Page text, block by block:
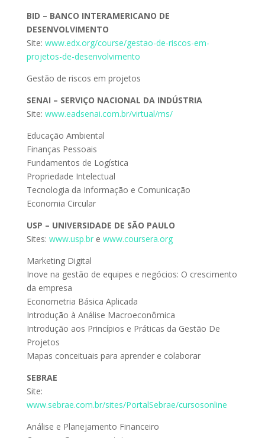
BID – BANCO INTERAMERICANO DE
DESENVOLVIMENTO
Site: www.edx.org/course/gestao-de-riscos-em-
projetos-de-desenvolvimento
Gestão de riscos em projetos
SENAI – SERVIÇO NACIONAL DA INDÚSTRIA
Site: www.eadsenai.com.br/virtual/ms/
Educação Ambiental
Finanças Pessoais
Fundamentos de Logística
Propriedade Intelectual
Tecnologia da Informação e Comunicação
Economia Circular
USP – UNIVERSIDADE DE SÃO PAULO
Sites: www.usp.bre www.coursera.org
Marketing Digital
Inove na gestão de equipes e negócios: O crescimento
da empresa
Econometria Básica Aplicada
Introdução à Análise Macroeconômica
Introdução aos Princípios e Práticas da Gestão De
Projetos
Mapas conceituais para aprender e colaborar
SEBRAE
Site:
www.sebrae.com.br/sites/PortalSebrae/cursosonline
Análise e Planejamento Financeiro